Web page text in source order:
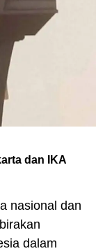
dan IKA
nasional dan
dalam